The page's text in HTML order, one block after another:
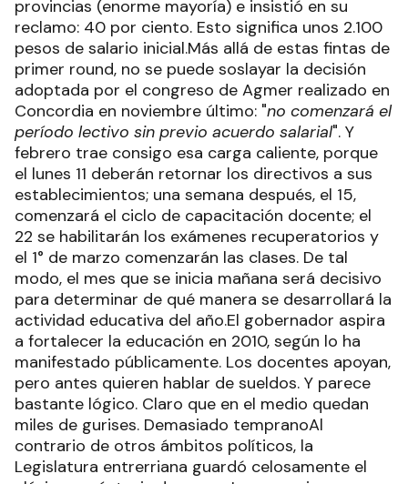
provincias (enorme mayoría) e insistió en su
reclamo: 40 por ciento. Esto significa unos 2.100
pesos de salario inicial.Más allá de estas fintas de
primer round, no se puede soslayar la decisión
adoptada por el congreso de Agmer realizado en
Concordia en noviembre último: "no comenzará el
período lectivo sin previo acuerdo salarial". Y
febrero trae consigo esa carga caliente, porque
el lunes 11 deberán retornar los directivos a sus
establecimientos; una semana después, el 15,
comenzará el ciclo de capacitación docente; el
22 se habilitarán los exámenes recuperatorios y
el 1° de marzo comenzarán las clases. De tal
modo, el mes que se inicia mañana será decisivo
para determinar de qué manera se desarrollará la
actividad educativa del año.El gobernador aspira
a fortalecer la educación en 2010, según lo ha
manifestado públicamente. Los docentes apoyan,
pero antes quieren hablar de sueldos. Y parece
bastante lógico. Claro que en el medio quedan
miles de gurises. Demasiado tempranoAl
contrario de otros ámbitos políticos, la
Legislatura entrerriana guardó celosamente el